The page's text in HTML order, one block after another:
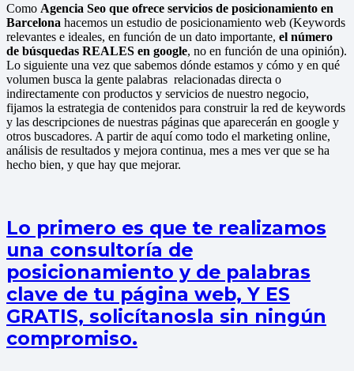
Como Agencia Seo que ofrece servicios de posicionamiento en
Barcelona hacemos un estudio de posicionamiento web (Keywords
relevantes e ideales, en función de un dato importante, el número
de búsquedas REALES en google, no en función de una opinión).
Lo siguiente una vez que sabemos dónde estamos y cómo y en qué
volumen busca la gente palabras relacionadas directa o
indirectamente con productos y servicios de nuestro negocio,
fijamos la estrategia de contenidos para construir la red de keywords
y las descripciones de nuestras páginas que aparecerán en google y
otros buscadores. A partir de aquí como todo el marketing online,
análisis de resultados y mejora continua, mes a mes ver que se ha
hecho bien, y que hay que mejorar.
Lo primero es que te realizamos
una consultoría de
posicionamiento y de palabras
clave de tu página web, Y ES
GRATIS, solicítanosla sin ningún
compromiso.